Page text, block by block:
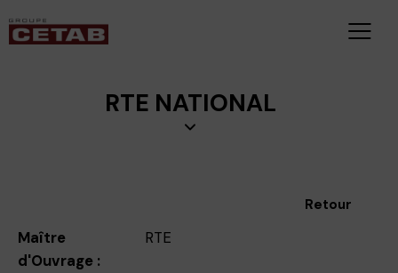
RTE NATIONAL
Maître
d'Ouvrage :
RTE
Retour